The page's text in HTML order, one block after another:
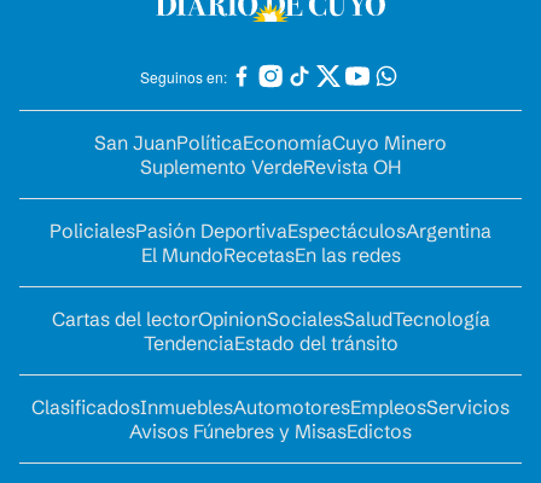
Seguinos en:
San JuanPolíticaEconomíaCuyo Minero
Suplemento VerdeRevista OH
PolicialesPasión DeportivaEspectáculosArgentina
El MundoRecetasEn las redes
Cartas del lectorOpinionSocialesSaludTecnología
TendenciaEstado del tránsito
ClasificadosInmueblesAutomotoresEmpleosServicios
Avisos Fúnebres y MisasEdictos